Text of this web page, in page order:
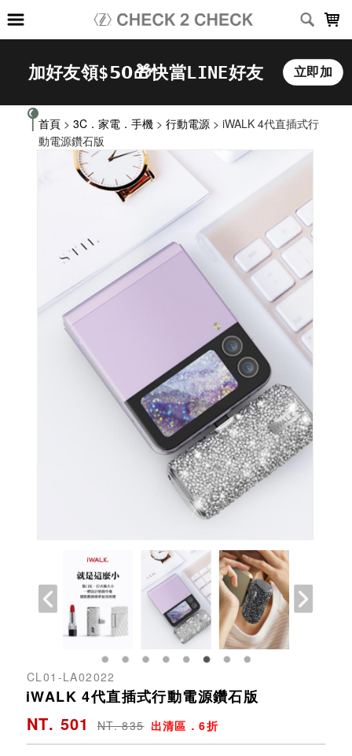
首頁 > 3C．家電．手機 > 行動電源 > iWALK 4代直插式行
動電源鑽石版
CL01-LA02022
iWALK 4代直插式行動電源鑽石版
NT. 501 NT. 835 出清區．6折